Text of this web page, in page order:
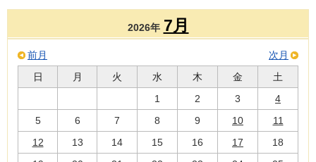
2026年 7月
前月
次月
日
月 火 水 木 金
土
1
2 3
4
5
6 7 8 9 10
11
12
13 14 15 16 17
18